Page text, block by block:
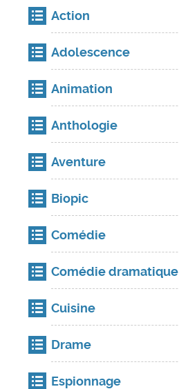
Action
Adolescence
Animation
Anthologie
Aventure
Biopic
Comédie
Comédie dramatique
Cuisine
Drame
Espionnage